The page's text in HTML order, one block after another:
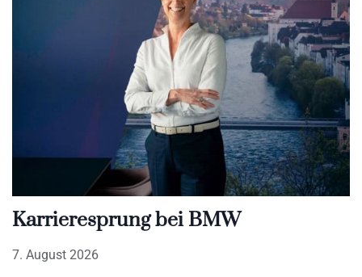
Karrieresprung bei BMW
7. August 2026